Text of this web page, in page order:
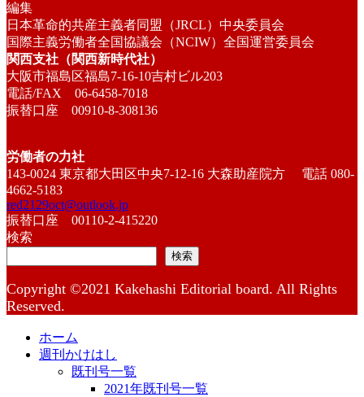
編集
日本革命的共産主義者同盟（JRCL）中央委員会
国際主義労働者全国協議会（NCIW）全国運営委員会
関西支社（関西新時代社）
大阪市福島区福島7-16-10吉村ビル203
電話/FAX 06-6458-7018
振替口座 00910-8-308136
労働者の力社
143-0024 東京都大田区中央7-12-16 大森助産院方 電話 080-
4662-5183
red2129oct@outlook.jp
振替口座 00110-2-415220
検索
検索
Copyright ©2021 Kakehashi Editorial board. All Rights
Reserved.
ホーム
週刊かけはし
既刊号一覧
2021年既刊号一覧